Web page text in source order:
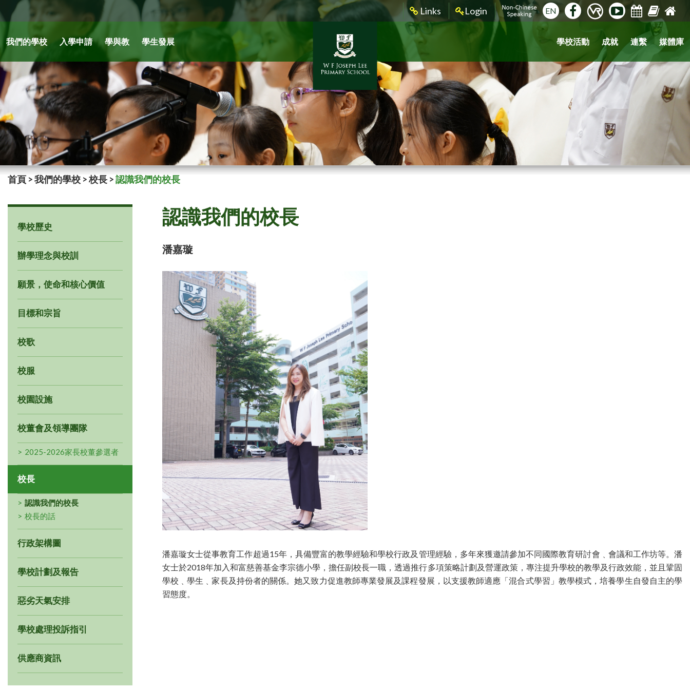
Links Login EN
我們的學校 入學申請 學與教 學生發展 學校活動 成就 連繫 媒體庫
首頁 >我們的學校 >校長 >認識我們的校長
學校歷史
辦學理念與校訓
願景，使命和核心價值
目標和宗旨
校歌
校服
校園設施
校董會及領導團隊
2025-2026家長校董參選者
校長
認識我們的校長
校長的話
行政架構圖
學校計劃及報告
惡劣天氣安排
學校處理投訴指引
供應商資訊
認識我們的校長
潘嘉璇
潘嘉璇女士從事教育工作超過15年，具備豐富的教學經驗和學校行政及管理經驗，多年來獲邀請參加不同國際教育研討會﹑會議和工作坊等。潘
女士於2018年加入和富慈善基金李宗德小學，擔任副校長一職，透過推行多項策略計劃及營運政策，專注提升學校的教學及行政效能，並且鞏固
學校﹑學生﹑家長及持份者的關係。她又致力促進教師專業發展及課程發展，以支援教師適應「混合式學習」教學模式，培養學生自發自主的學
習態度。